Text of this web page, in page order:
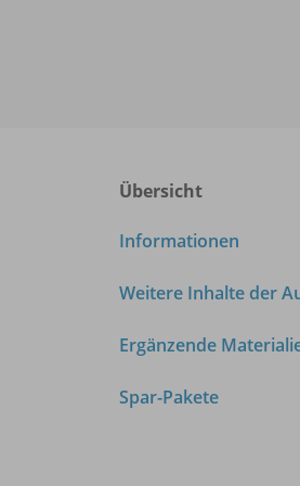
Übersicht
Informationen
Weitere Inhalte der
Ergänzende
Spar-Pakete